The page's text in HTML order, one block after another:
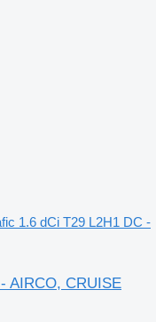
1.6 dCi T29 L2H1 DC -
AIRCO, CRUISE